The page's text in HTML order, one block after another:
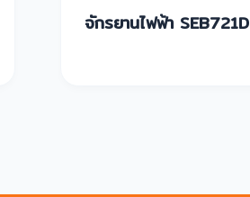
จักรยานไฟฟ้า SEB721D